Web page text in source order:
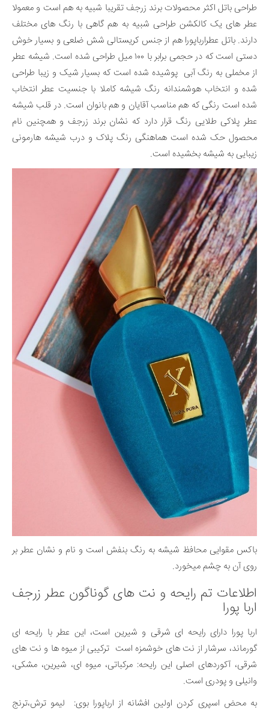
طراحی باتل اکثر محصولات برند زرجف تقریبا شبیه به هم است و معمولا
عطر های یک کالکشن طراحی شبیه به هم گاهی با رنگ های مختلف
دارند. باتل عطرارباپورا هم از جنس کریستالی شش ضلعی و بسیار خوش
دستی است که در حجمی برابر با ۱۰۰ میل طراحی شده است. شیشه عطر
از مخملی به رنگ آبی پوشیده شده است که بسیار شیک و زیبا طراحی
شده و انتخاب هوشمندانه رنگ‌ شیشه کاملا با جنسیت عطر انتخاب
شده است رنگی که هم مناسب آقایان و هم بانوان است. در قلب شیشه
عطر پلاکی طلایی رنگ قرار دارد که نشان برند زرجف و همچنین نام
محصول حک شده است هماهنگی رنگ پلاک و درب شیشه هارمونی
زیبایی به شیشه بخشیده است.
باکس مقوایی محافظ شیشه به رنگ بنفش است و نام و نشان عطر بر
روی آن به چشم میخورد.
اطلاعات تم رایحه و نت های گوناگون عطر زرجف
اربا پورا
اربا پورا دارای رایحه ای شرقی و شیرین است، این عطر با رایحه ای
گورماند، سرشار از نت های خوشمزه است ترکیبی از میوه ها و نت های
شرقی، آکوردهای اصلی این رایحه: مرکباتی، میوه ای، شیرین، مشکی،
وانیلی و پودری است.
به محض اسپری کردن اولین افشانه از ارباپورا بوی: لیمو ترش،ترنج